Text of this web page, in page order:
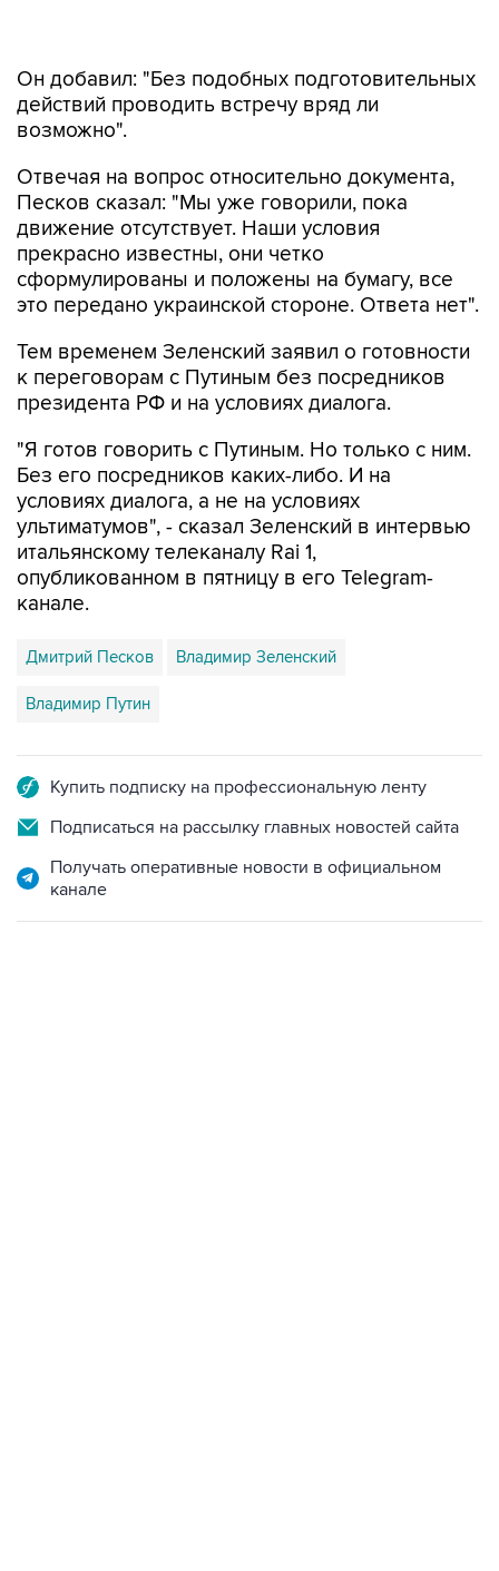
возможно".
Отвечая на вопрос относительно документа,
движение отсутствует. Наши условия
прекрасно известны, они четко
сформулированы и положены на бумагу, все
это передано украинской стороне. Ответа нет".
Тем временем Зеленский заявил о готовности
президента РФ и на условиях диалога.
"Я готов говорить с Путиным. Но только с ним.
условиях диалога, а не на условиях
ультиматумов", - сказал Зеленский в интервью
итальянскому телеканалу Rai 1,
опубликованном в пятницу в его Telegram-
канале.
Дмитрий Песков
Владимир Путин
Подписаться на рассылку главных новостей сайта
Получать оперативные новости в официальном